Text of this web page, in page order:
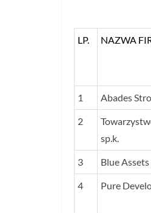
LP. NAZWA
1 Abades
2
sp.k.
3 Blue Assets
4 Pure